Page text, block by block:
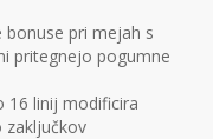
bonuse pri mejah s
pritegnejo pogumne
16 linij modificira
zaključkov